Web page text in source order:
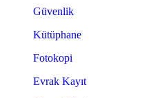
Güvenlik
Kütüphane
Fotokopi
Evrak Kayıt